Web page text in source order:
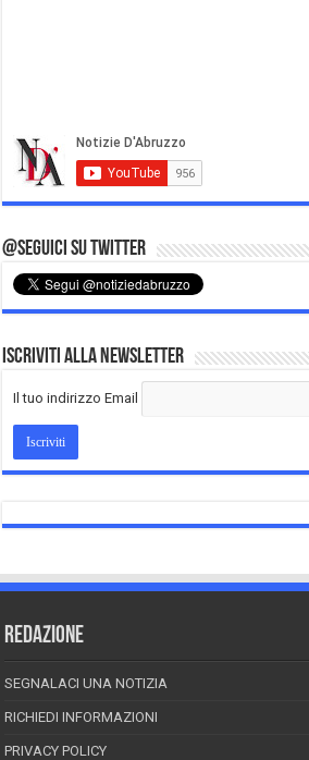
@Seguici su Twitter
Iscriviti alla Newsletter
Il tuo indirizzo Email
REDAZIONE
SEGNALACI UNA NOTIZIA
RICHIEDI INFORMAZIONI
PRIVACY POLICY